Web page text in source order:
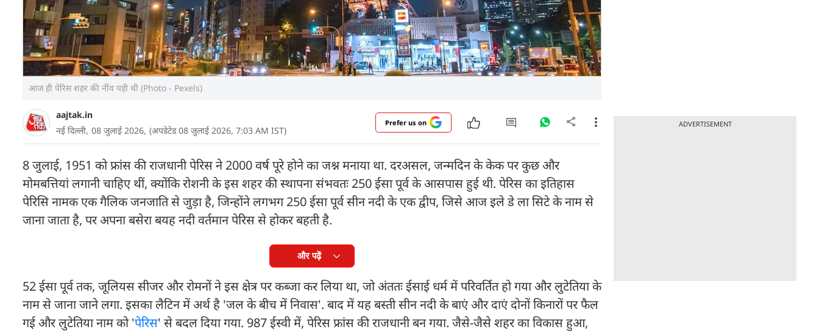
आज ही पेरिस शहर की नींव पड़ी थी (Photo - Pexels)
aajtak.in
नई दिल्ली, 08 जुलाई 2026, (अपडेटेड 08 जुलाई 2026, 7:03 AM IST)
Prefer us on
8 जुलाई, 1951 को फ्रांस की राजधानी पेरिस ने 2000 वर्ष पूरे होने का जश्न मनाया था. दरअसल, जन्मदिन के केक पर कुछ और
मोमबत्तियां लगानी चाहिए थीं, क्योंकि रोशनी के इस शहर की स्थापना संभवतः 250 ईसा पूर्व के आसपास हुई थी. पेरिस का इतिहास
पेरिसि नामक एक गैलिक जनजाति से जुड़ा है, जिन्होंने लगभग 250 ईसा पूर्व सीन नदी के एक द्वीप, जिसे आज इले डे ला सिटे के नाम से
जाना जाता है, पर अपना बसेरा बयह नदी वर्तमान पेरिस से होकर बहती है.
और पढ़ें
52 ईसा पूर्व तक, जूलियस सीजर और रोमनों ने इस क्षेत्र पर कब्जा कर लिया था, जो अंततः ईसाई धर्म में परिवर्तित हो गया और लुटेतिया के
नाम से जाना जाने लगा. इसका लैटिन में अर्थ है 'जल के बीच में निवास'. बाद में यह बस्ती सीन नदी के बाएं और दाएं दोनों किनारों पर फैल
गई और लुटेतिया नाम को 'पेरिस' से बदल दिया गया. 987 ईस्वी में, पेरिस फ्रांस की राजधानी बन गया. जैसे-जैसे शहर का विकास हुआ,
ADVERTISEMENT